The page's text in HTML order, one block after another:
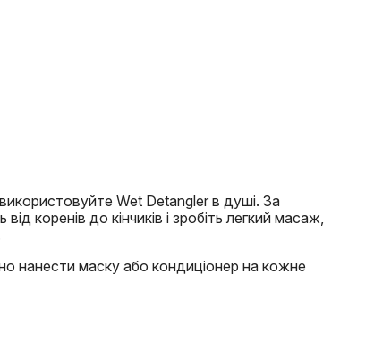
Wet Detangler в душі. За
коренів до кінчиків і зробіть легкий масаж,
нанести маску або кондиціонер на кожне